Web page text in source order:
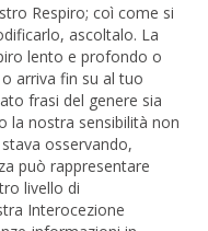
Respiro; coì come si
ascoltalo. La
lento e profondo o
arriva fin su al tuo
frasi del genere sia
la nostra sensibilità non
osservando,
può rappresentare
livello di
Interocezione